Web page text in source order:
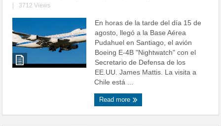
3712 Views
En horas de la tarde del día 15 de
agosto, llegó a la Base Aérea
Pudahuel en Santiago, el avión
Boeing E-4B "Nightwatch" con el
Secretario de Defensa de los
EE.UU. James Mattis. La visita a
Chile está ...
Read more